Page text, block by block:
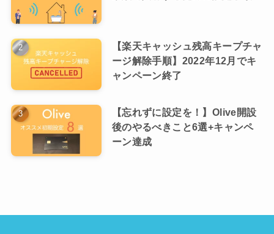
【楽天キャッシュ残高キープチャ
ージ解除手順】2022年12月でキ
ャンペーン終了
【忘れずに設定を！】Olive開設
後のやるべきこと6選+キャンペ
ーン達成